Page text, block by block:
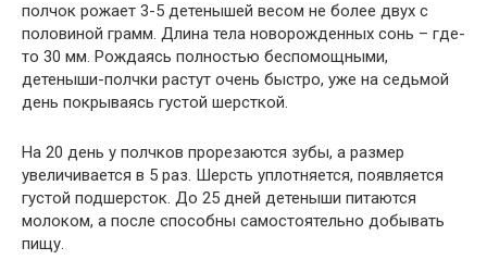
полчок рожает 3-5 детенышей весом не более двух с
половиной грамм. Длина тела новорожденных сонь – где-
то 30 мм. Рождаясь полностью беспомощными,
детеныши-полчки растут очень быстро, уже на седьмой
день покрываясь густой шерсткой.
На 20 день у полчков прорезаются зубы, а размер
увеличивается в 5 раз. Шерсть уплотняется, появляется
густой подшерсток. До 25 дней детеныши питаются
молоком, а после способны самостоятельно добывать
пищу.